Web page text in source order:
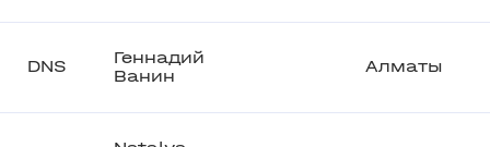
DNS
Геннадий
Ванин
Алматы